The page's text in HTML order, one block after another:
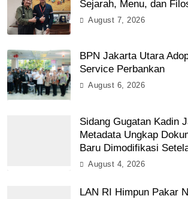
Sejarah, Menu, dan
August 7, 2026
BPN Jakarta Utara
Service Perbankan
August 6, 2026
Sidang Gugatan Kadin
Metadata Ungkap
Baru Dimodifikasi
August 4, 2026
LAN RI Himpun Pakar